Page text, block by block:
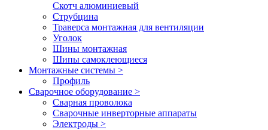
Скотч алюминиевый
Струбцина
Траверса монтажная для вентиляции
Уголок
Шины монтажная
Шипы самоклеющиеся
Монтажные системы >
Профиль
Сварочное оборудование >
Сварная проволока
Сварочные инверторные аппараты
Электроды >